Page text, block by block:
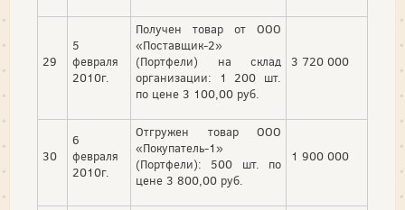
29
5
февраля
2010г.
Получен товар от ООО
«Поставщик-2»
(Портфели) на склад
организации: 1 200 шт.
по цене 3 100,00 руб.
3 720 000
30
6
февраля
2010г.
Отгружен товар ООО
«Покупатель-1»
(Портфели): 500 шт. по
цене 3 800,00 руб.
1 900 000